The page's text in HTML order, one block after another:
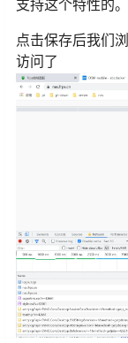
支持这个特性的
点击保存后我们
访问了